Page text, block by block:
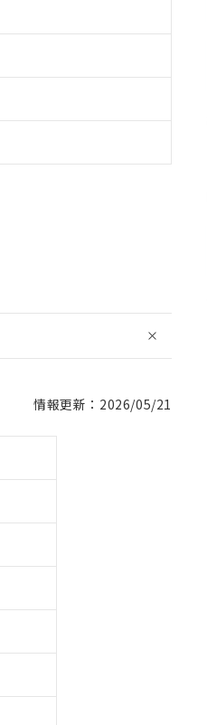
情報更新：2026/05/21